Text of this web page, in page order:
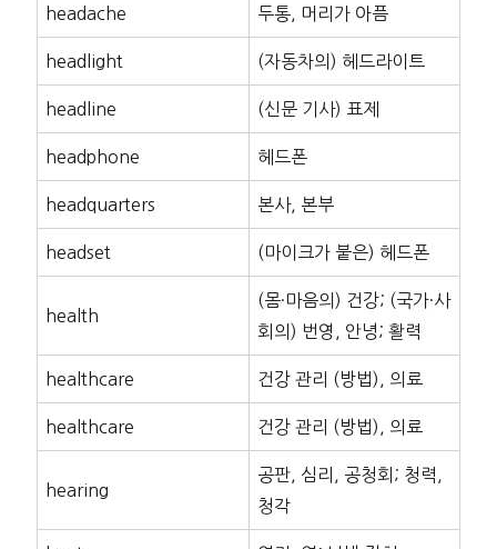
headache 두통, 머리가 아픔
headlight (자동차의) 헤드라이트
headline (신문 기사) 표제
headphone 헤드폰
headquarters 본사, 본부
headset (마이크가 붙은) 헤드폰
health
(몸·마음의) 건강; (국가·사
회의) 번영, 안녕; 활력
healthcare 건강 관리 (방법), 의료
healthcare 건강 관리 (방법), 의료
hearing
공판, 심리, 공청회; 청력,
청각